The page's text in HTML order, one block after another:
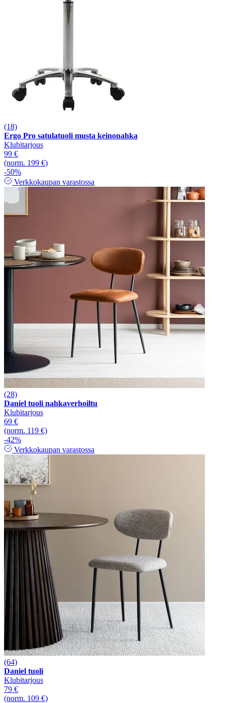
(18)
Ergo Pro satulatuoli musta keinonahka
Klubitarjous
99 €
(norm. 199 €)
-50%
Verkkokaupan varastossa
(28)
Daniel tuoli nahkaverhoiltu
Klubitarjous
69 €
(norm. 119 €)
-42%
Verkkokaupan varastossa
(64)
Daniel tuoli
Klubitarjous
79 €
(norm. 109 €)